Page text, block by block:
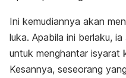
Ini kemudiannya akan
luka. Apabila ini berlaku,
untuk menghantar isyarat
Kesannya, seseorang